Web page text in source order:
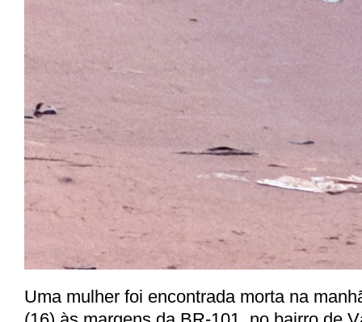
Uma mulher foi encontrada morta na